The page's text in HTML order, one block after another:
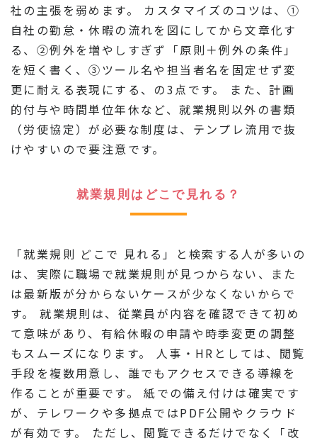
社の主張を弱めます。 カスタマイズのコツは、①
自社の勤怠・休暇の流れを図にしてから文章化す
る、②例外を増やしすぎず「原則＋例外の条件」
を短く書く、③ツール名や担当者名を固定せず変
更に耐える表現にする、の3点です。 また、計画
的付与や時間単位年休など、就業規則以外の書類
（労使協定）が必要な制度は、テンプレ流用で抜
けやすいので要注意です。
就業規則はどこで見れる？
「就業規則 どこで 見れる」と検索する人が多いの
は、実際に職場で就業規則が見つからない、また
は最新版が分からないケースが少なくないからで
す。 就業規則は、従業員が内容を確認できて初め
て意味があり、有給休暇の申請や時季変更の調整
もスムーズになります。 人事・HRとしては、閲覧
手段を複数用意し、誰でもアクセスできる導線を
作ることが重要です。 紙での備え付けは確実です
が、テレワークや多拠点ではPDF公開やクラウド
が有効です。 ただし、閲覧できるだけでなく「改